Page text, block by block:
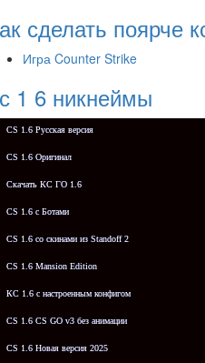
сделать поярче
Игра Counter Strike
1 6 никнеймы
CS 1.6 Русская версия
CS 1.6 Оригинал
Скачать КС ГО 1.6
CS 1.6 с Ботами
CS 1.6 со скинами из Standoff 2
CS 1.6 Mansion Edition
КС 1.6 с настроенным конфигом
CS 1.6 CS GO v3 без анимации
CS 1.6 Новая версия 2025